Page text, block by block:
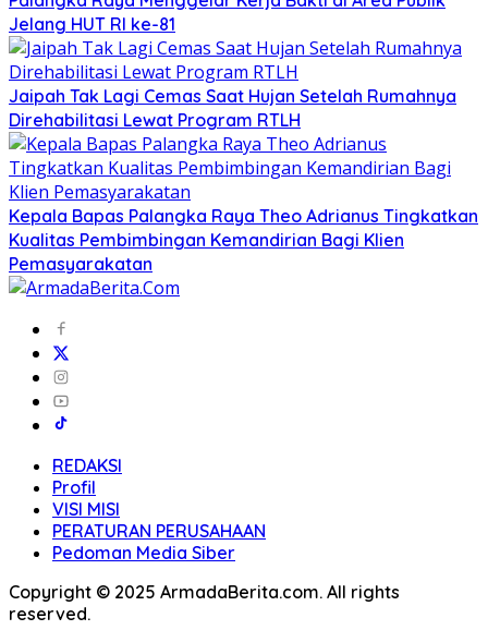
Jelang HUT RI ke-81
Jaipah Tak Lagi Cemas Saat Hujan Setelah Rumahnya
Direhabilitasi Lewat Program RTLH
Kepala Bapas Palangka Raya Theo Adrianus Tingkatkan
Kualitas Pembimbingan Kemandirian Bagi Klien
Pemasyarakatan
REDAKSI
Profil
VISI MISI
PERATURAN PERUSAHAAN
Pedoman Media Siber
Copyright © 2025 ArmadaBerita.com. All rights
reserved.